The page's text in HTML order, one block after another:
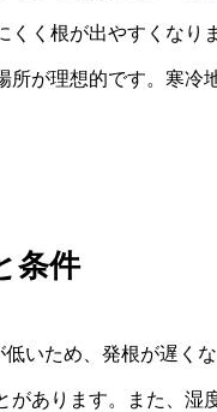
くく根が出やすくな
所が理想的です。寒冷
条件
いため、発根が遅く
があります。また、湿